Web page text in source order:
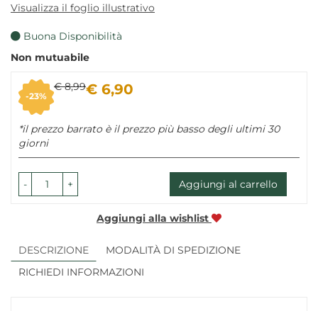
Visualizza il foglio illustrativo
Buona Disponibilità
Non mutuabile
Sconto
del23%
€ 8,99Prezzo
scontato
€ 6,90
*il prezzo barrato è il prezzo più basso degli ultimi 30
giorni
- + Aggiungi al carrello
Aggiungi alla wishlist
DESCRIZIONE
MODALITÀ DI SPEDIZIONE
RICHIEDI INFORMAZIONI